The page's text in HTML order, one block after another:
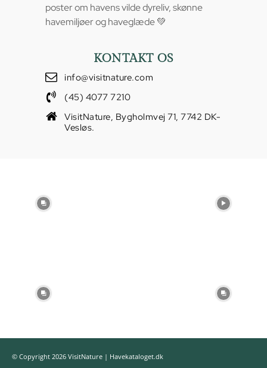
poster om havens vilde dyreliv, skønne
havemiljøer og haveglæde 💚
KONTAKT OS
info@visitnature.com
(45) 4077 7210
VisitNature, Bygholmvej 71, 7742 DK-
Vesløs.
© Copyright 2026 VisitNature | Havekataloget.dk